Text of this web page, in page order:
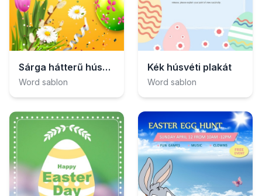
Sárga hátterű húsvéti plakát
Word sablon
Kék húsvéti plakát
Word sablon